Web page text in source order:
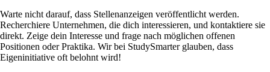
Warte nicht darauf, dass Stellenanzeigen veröffentlicht werden.
Recherchiere Unternehmen, die dich interessieren, und kontaktiere sie
direkt. Zeige dein Interesse und frage nach möglichen offenen
Positionen oder Praktika. Wir bei StudySmarter glauben, dass
Eigeninitiative oft belohnt wird!